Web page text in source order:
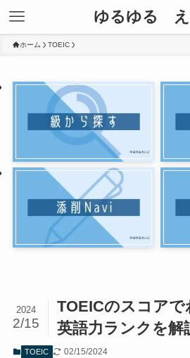
ゆるゆる
ホーム TOEIC
TOEICのスコア
英語力ランクを解
2024
2/15
TOEIC 02/15/2024